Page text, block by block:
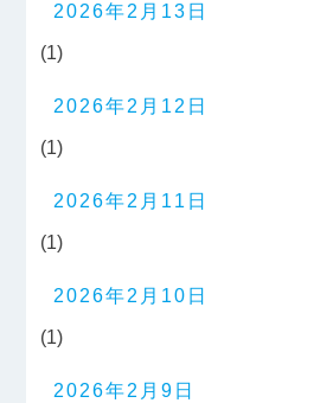
2026年2月13日
(1)
2026年2月12日
(1)
2026年2月11日
(1)
2026年2月10日
(1)
2026年2月9日